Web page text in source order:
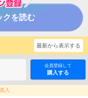
るか!?【原作：金成陽三郎】
陽三郎
クを読む
会員登録して
購入する
入
最新から表示する